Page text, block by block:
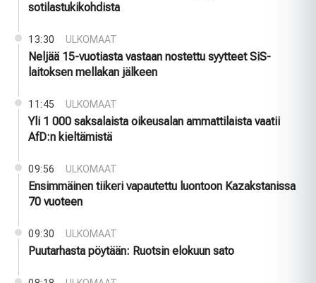
sotilastukikohdista
13:30 ULKOMAAT
Neljää 15-vuotiasta vastaan nostettu syytteet SiS-
laitoksen mellakan jälkeen
11:45 ULKOMAAT
Yli 1 000 saksalaista oikeusalan ammattilaista vaatii
AfD:n kieltämistä
09:56 ULKOMAAT
Ensimmäinen tiikeri vapautettu luontoon Kazakstanissa
70 vuoteen
09:30 ULKOMAAT
Puutarhasta pöytään: Ruotsin elokuun sato